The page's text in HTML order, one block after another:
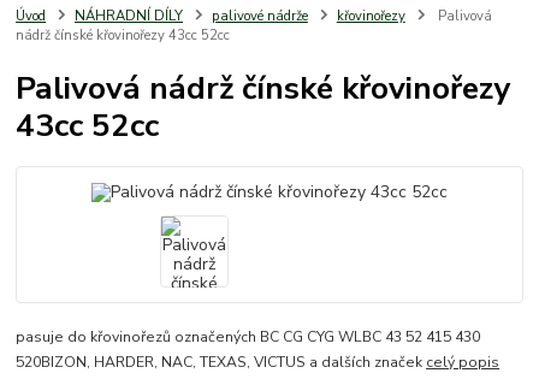
Úvod NÁHRADNÍ DÍLY palivové nádrže křovinořezy
Palivová
nádrž čínské křovinořezy 43cc 52cc
Palivová nádrž čínské křovinořezy
43cc 52cc
pasuje do křovinořezů označených BC CG CYG WLBC 43 52 415 430
520BIZON, HARDER, NAC, TEXAS, VICTUS a dalších značek celý popis